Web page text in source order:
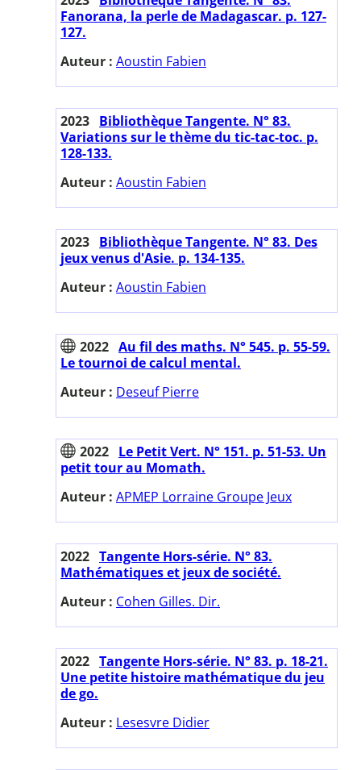
Fanorana, la perle de Madagascar. p. 127-
127.
Auteur : Aoustin Fabien
2023 Bibliothèque Tangente. N° 83.
Variations sur le thème du tic-tac-toc. p.
128-133.
Auteur : Aoustin Fabien
2023 Bibliothèque Tangente. N° 83. Des
jeux venus d'Asie. p. 134-135.
Auteur : Aoustin Fabien
2022 Au fil des maths. N° 545. p. 55-59.
Le tournoi de calcul mental.
Auteur : Deseuf Pierre
2022 Le Petit Vert. N° 151. p. 51-53. Un
petit tour au Momath.
Auteur : APMEP Lorraine Groupe Jeux
2022 Tangente Hors-série. N° 83.
Mathématiques et jeux de société.
Auteur : Cohen Gilles. Dir.
2022 Tangente Hors-série. N° 83. p. 18-21.
Une petite histoire mathématique du jeu
de go.
Auteur : Lesesvre Didier